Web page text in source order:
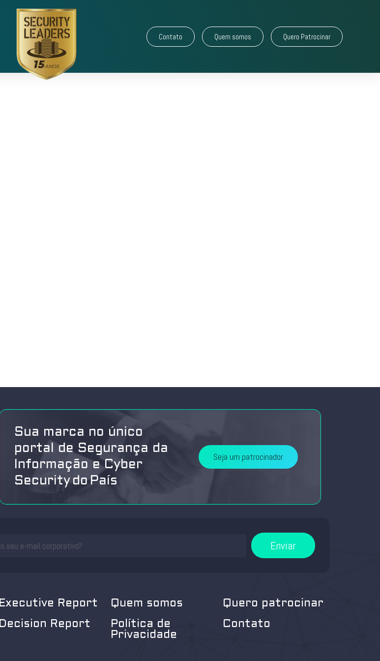
Contato Quem somos Quero Patrocinar
Sua marca no único
portal de Segurança da
Informação e Cyber
Security do País
Seja um patrocinador
Enviar
Executive Report
Decision Report
Quem somos
Política de
Privacidade
Quero patrocinar
Contato